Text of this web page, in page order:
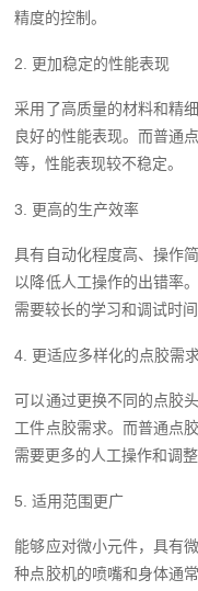
精度的控制。
2. 更加稳定的性能表现
采用了高质量的材料和精
良好的性能表现。而普通
等，性能表现较不稳定。
3. 更高的生产效率
具有自动化程度高、操作
以降低人工操作的出错率
需要较长的学习和调试时
4. 更适应多样化的点胶需求
可以通过更换不同的点胶
工件点胶需求。而普通点
需要更多的人工操作和调整
5. 适用范围更广
能够应对微小元件，具有
种点胶机的喷嘴和身体通